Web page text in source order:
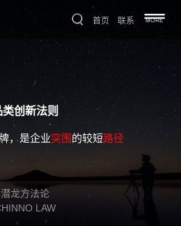
首页 联系 MORE
类创新法则
，是企业突围 的较短路径
潜龙方法论
LAW